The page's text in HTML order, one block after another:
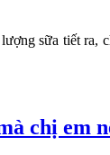
sữa tiết
chị em